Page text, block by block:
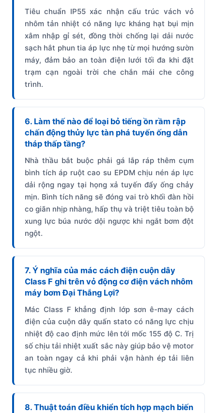
Tiêu chuẩn IP55 xác nhận cấu trúc vách vỏ
nhôm tản nhiệt có năng lực kháng hạt bụi mịn
xâm nhập gỉ sét, đồng thời chống lại dải nước
sạch hắt phun tia áp lực nhẹ từ mọi hướng sườn
máy, đảm bảo an toàn điện lưới tối đa khi đặt
trạm cạn ngoài trời che chắn mái che công
trình.
6. Làm thế nào để loại bỏ tiếng ồn rầm rập
chấn động thủy lực tàn phá tuyến ống dẫn
tháp thấp tầng?
Nhà thầu bắt buộc phải gá lắp ráp thêm cụm
bình tích áp ruột cao su EPDM chịu nén áp lực
dải rộng ngay tại họng xả tuyến đẩy ống chảy
mịn. Bình tích năng sẽ đóng vai trò khối đàn hồi
co giãn nhịp nhàng, hấp thụ và triệt tiêu toàn bộ
xung lực búa nước dội ngược khi ngắt bơm đột
ngột.
7. Ý nghĩa của mác cách điện cuộn dây
Class F ghi trên vỏ động cơ điện vách nhôm
máy bơm Đại Thắng Lợi?
Mác Class F khẳng định lớp sơn ê-may cách
điện của cuộn dây quấn stato có năng lực chịu
nhiệt độ cao định mức lên tới mốc 155 độ C. Trị
số chịu tải nhiệt xuất sắc này giúp bảo vệ motor
an toàn ngay cả khi phải vận hành ép tải liên
tục nhiều giờ.
8. Thuật toán điều khiển tích hợp mạch biến